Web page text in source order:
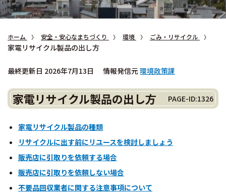
ホーム 安全・安心なまちづくり 環境 ごみ・リサイクル
家電リサイクル製品の出し方
最終更新日 2026年7月13日 情報発信元環境政策課
家電リサイクル製品の出し方 PAGE-ID:1326
家電リサイクル製品の種類
リサイクルに出す前にリユースを検討しましょう
販売店に引取りを依頼する場合
販売店に引取りを依頼しない場合
不要品回収業者に関する注意事項について